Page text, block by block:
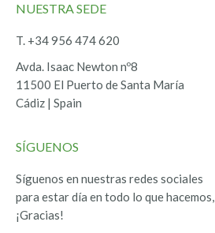
NUESTRA SEDE
T. +34 956 474 620
Avda. Isaac Newton nº8
11500 El Puerto de Santa María
Cádiz | Spain
SÍGUENOS
Síguenos en nuestras redes sociales
para estar día en todo lo que hacemos,
¡Gracias!